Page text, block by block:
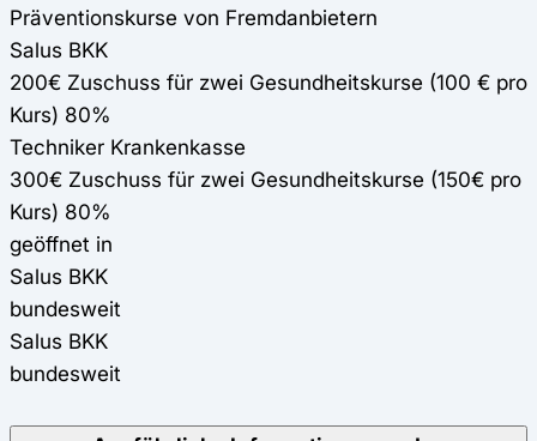
Präventionskurse von Fremdanbietern
Salus BKK
200€ Zuschuss für zwei Gesundheitskurse (100 € pro
Kurs) 80%
Techniker Krankenkasse
300€ Zuschuss für zwei Gesundheitskurse (150€ pro
Kurs) 80%
geöffnet in
Salus BKK
bundesweit
Salus BKK
bundesweit